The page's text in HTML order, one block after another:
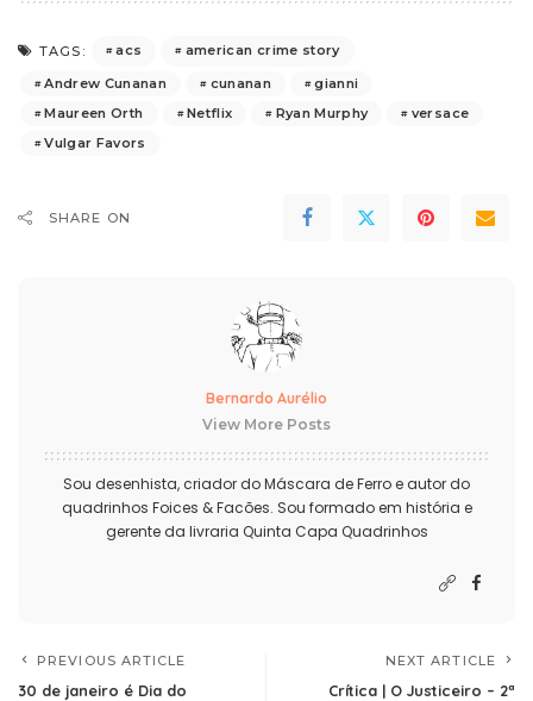
TAGS: acs
american crime story
Andrew Cunanan
cunanan
gianni
Maureen Orth
Netflix Ryan Murphy
versace
Vulgar Favors
SHARE ON
Bernardo Aurélio
View More Posts
Sou desenhista, criador do Máscara de Ferro e autor do
quadrinhos Foices & Facões. Sou formado em história e
gerente da livraria Quinta Capa Quadrinhos
PREVIOUS ARTICLE
30 de janeiro é Dia do
NEXT ARTICLE
Crítica | O Justiceiro – 2ª